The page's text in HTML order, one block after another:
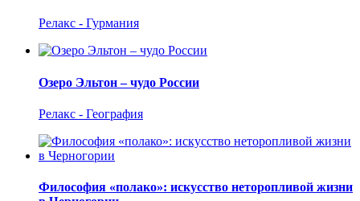
Релакс - Гурмания
Озеро Эльтон – чудо России
Релакс - География
Философия «полако»: искусство неторопливой жизни